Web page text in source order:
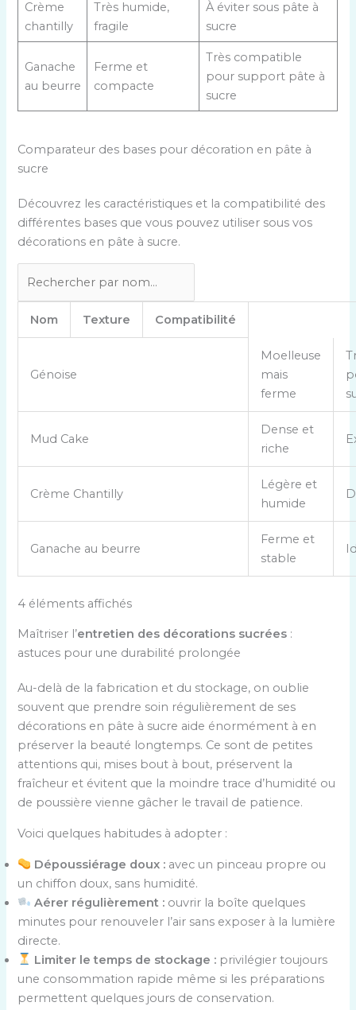
Crème
chantilly
Très humide,
fragile
À éviter sous pâte à
sucre
Ganache
au beurre
Ferme et
compacte
Très compatible
pour support pâte à
sucre
Comparateur des bases pour décoration en pâte à
sucre
Découvrez les caractéristiques et la compatibilité des
différentes bases que vous pouvez utiliser sous vos
décorations en pâte à sucre.
Nom Texture Compatibilité
Génoise
Moelleuse
mais
ferme
Mud Cake
Dense et
riche
Crème Chantilly
Légère et
humide
Ganache au beurre
Ferme et
stable
4 éléments affichés
Maîtriser l’entretien des décorations sucrées :
astuces pour une durabilité prolongée
Au-delà de la fabrication et du stockage, on oublie
souvent que prendre soin régulièrement de ses
décorations en pâte à sucre aide énormément à en
préserver la beauté longtemps. Ce sont de petites
attentions qui, mises bout à bout, préservent la
fraîcheur et évitent que la moindre trace d’humidité ou
de poussière vienne gâcher le travail de patience.
Voici quelques habitudes à adopter :
Dépoussiérage doux : avec un pinceau propre ou
un chiffon doux, sans humidité.
Aérer régulièrement : ouvrir la boîte quelques
minutes pour renouveler l’air sans exposer à la lumière
directe.
Limiter le temps de stockage : privilégier toujours
une consommation rapide même si les préparations
permettent quelques jours de conservation.